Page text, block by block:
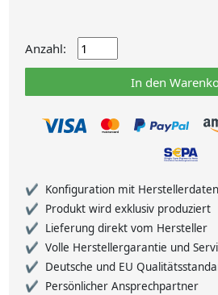
Anzahl:
In den
Konfiguration mit Herstellerdaten
Produkt wird exklusiv produziert
Lieferung direkt vom Hersteller
Volle Herstellergarantie und
Deutsche und EU
Persönlicher Ansprechpartner